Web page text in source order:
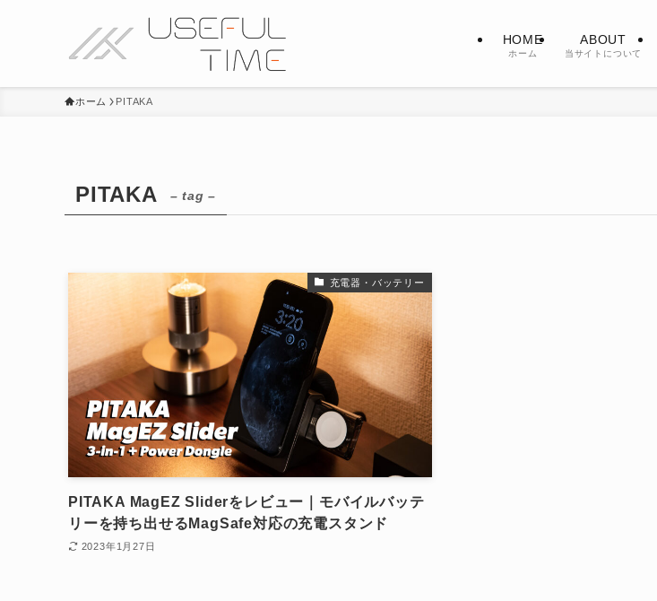
HOME
ホーム
ABOUT
当サイトについて
ホーム PITAKA
PITAKA – tag –
充電器・バッテリー
PITAKA MagEZ Sliderをレビュー｜モバイルバッテ
リーを持ち出せるMagSafe対応の充電スタンド
2023年1月27日